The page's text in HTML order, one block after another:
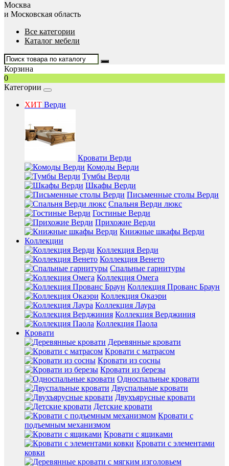
Москва
и Московская область
Все категории
Каталог мебели
Корзина
0
Категории
ХИТ Верди
Кровати Верди
Комоды Верди
Тумбы Верди
Шкафы Верди
Письменные столы Верди
Спальня Верди люкс
Гостиные Верди
Прихожие Верди
Книжные шкафы Верди
Коллекции
Коллекция Верди
Коллекция Венето
Спальные гарнитуры
Коллекция Омега
Коллекция Прованс Браун
Коллекция Окаэри
Коллекция Лаура
Коллекция Верджиния
Коллекция Паола
Кровати
Деревянные кровати
Кровати с матрасом
Кровати из сосны
Кровати из березы
Односпальные кровати
Двуспальные кровати
Двухъярусные кровати
Детские кровати
Кровати с
подъемным механизмом
Кровати с ящиками
Кровати с элементами
ковки